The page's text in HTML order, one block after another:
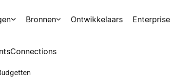
Bronnen Ontwikkelaars Enterprise
Connections